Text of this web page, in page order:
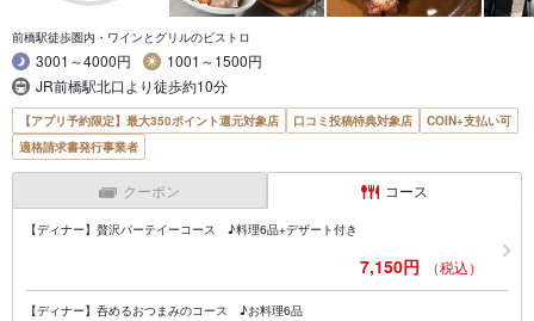
前橋駅徒歩圏内・ワインとグリルのビストロ
3001～4000円
1001～1500円
JR前橋駅北口より徒歩約10分
【アプリ予約限定】最大350ポイント還元対象店 口コミ投稿特典対象店
COIN+支払い可
適格請求書発行事業者
クーポン コース
【ディナー】贅沢パーテイーコース ♪料理6品+デザート付き
7,150円 （税込）
【ディナー】呑めるおつまみのコース ♪お料理6品